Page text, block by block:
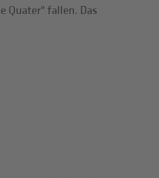
Quater" fallen. Das